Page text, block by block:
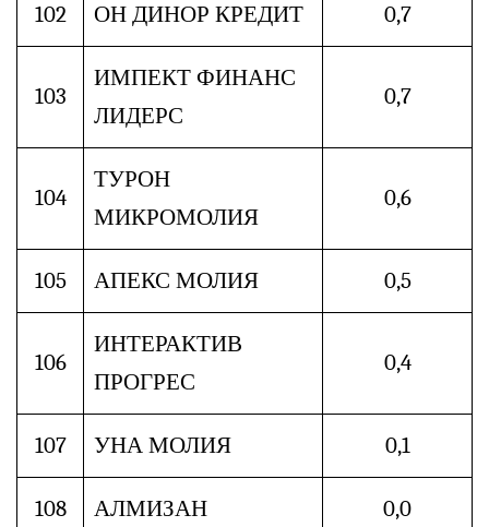
102 ОН ДИНОР КРЕДИТ 0,7
103
ИМПЕКТ ФИНАНС
ЛИДЕРС
0,7
104
ТУРОН
МИКРОМОЛИЯ
0,6
105 АПЕКС МОЛИЯ 0,5
106
ИНТЕРАКТИВ
ПРОГРЕС
0,4
107 УНА МОЛИЯ 0,1
108 АЛМИЗАН 0,0